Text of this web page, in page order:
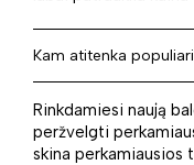
Kam atitenka
Rinkdamiesi naują
peržvelgti
skina perkamiausios